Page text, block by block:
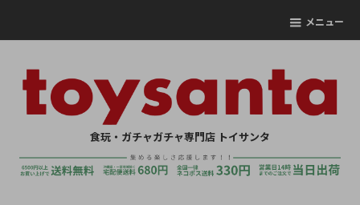
メニュー
食玩・ガチャガチャ専門店 トイサンタ